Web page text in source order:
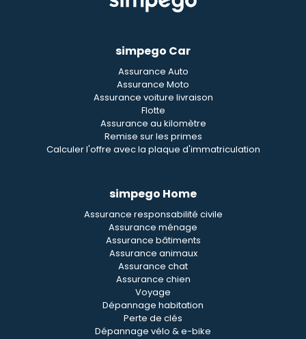
simpego Car
Assurance Auto
Assurance Moto
Assurance voiture livraison
Flotte
Assurance au kilomètre
Remise sur les primes
Calculer l'offre avec la plaque d'immatriculation
simpego Home
Assurance responsabilité civile
Assurance ménage
Assurance bâtiments
Assurance animaux
Assurance chat
Assurance chien
Voyage
Dépannage habitation
Perte de clés
Dépannage vélo & e-bike